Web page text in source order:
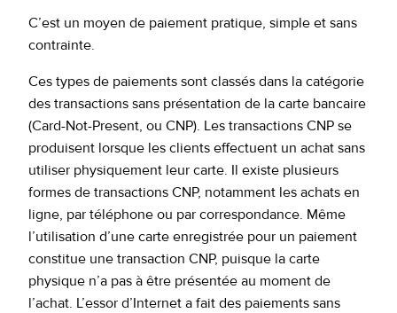
Trouvez un partenaire fiable pour la
prévention de la fraude
Comment les commerçants luttent
aujourd’hui contre la fraude CNP
Maîtriser la fraude CNP
C’est un moyen de paiement pratique, simple et sans
contrainte.
Ces types de paiements sont classés dans la catégorie
des transactions sans présentation de la carte bancaire
(Card-Not-Present, ou CNP). Les transactions CNP se
produisent lorsque les clients effectuent un achat sans
utiliser physiquement leur carte. Il existe plusieurs
formes de transactions CNP, notamment les achats en
ligne, par téléphone ou par correspondance. Même
l’utilisation d’une carte enregistrée pour un paiement
constitue une transaction CNP, puisque la carte
physique n’a pas à être présentée au moment de
l’achat. L’essor d’Internet a fait des paiements sans